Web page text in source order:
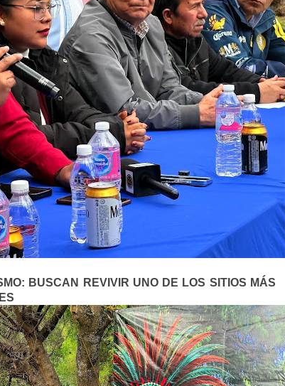
BUSCAN REVIVIR UNO DE LOS SITIOS MÁS